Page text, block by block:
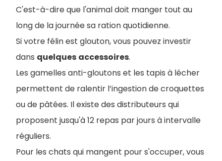
C'est-à-dire que l'animal doit manger tout au
long de la journée sa ration quotidienne.
Si votre félin est glouton, vous pouvez investir
dans quelques accessoires.
Les gamelles anti-gloutons et les tapis à lécher
permettent de ralentir l’ingestion de croquettes
ou de pâtées. Il existe des distributeurs qui
proposent jusqu'à 12 repas par jours à intervalle
réguliers.
Pour les chats qui mangent pour s'occuper, vous